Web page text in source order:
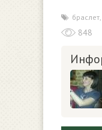
браслет,
848